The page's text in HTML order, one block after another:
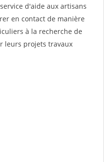
d'aide aux artisans
en contact de manière
à la recherche de
leurs projets travaux